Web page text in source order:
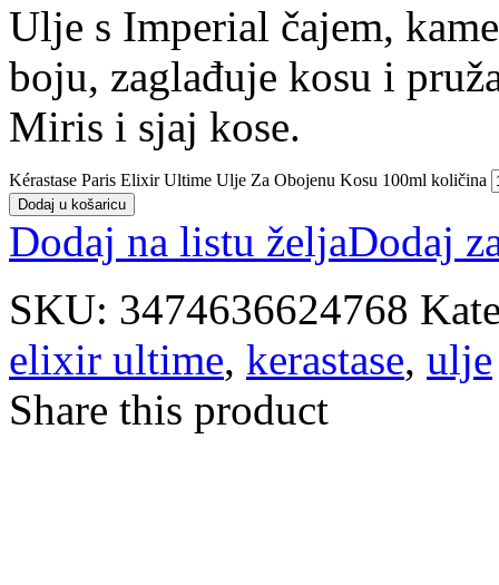
Ulje s Imperial čajem,
boju, zaglađuje kosu i
Miris i sjaj kose.
Kérastase Paris Elixir Ultime Ulje Za Obojenu Kosu 100ml količina
Dodaj u košaricu
Dodaj na listu željaDodaj
SKU: 3474636624768
elixir ultime, kerastase, ulje
Share this product